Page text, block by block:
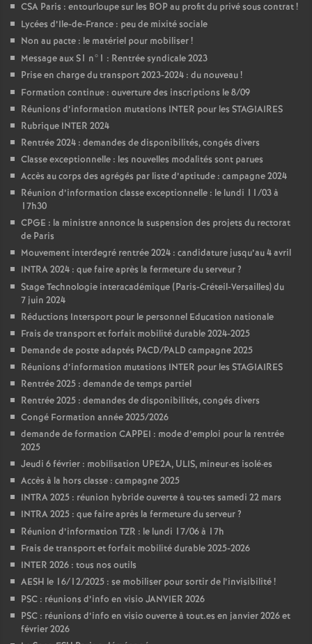
CSA Paris : entourloupe sur les BOP au profit du privé sous contrat!
Lycées d’Ile-de-France : peu de mixité sociale
Non au pacte : le matériel pour mobiliser!
Message aux S1 n°1 : Rentrée syndicale 2023
Prise en charge du transport 2023-2024 : du nouveau!
Formation continue : ouverture des inscriptions le 8/09
Réunions d’information mutations INTER pour les STAGIAIRES
Rubrique INTER 2024
Rentrée 2024 : demandes de disponibilités, congés divers
Classe exceptionnelle : les nouvelles modalités sont parues
Accès au corps des agrégés par liste d’aptitude : campagne 2024
Réunion d’information classe exceptionnelle : le lundi 11/03 à
17h30
CPGE : la ministre annonce la suspension des projets du rectorat
de Paris
Mouvement interdegré rentrée 2024 : candidature jusqu’au 4 avril
INTRA 2024 : que faire après la fermeture du serveur?
Stage Technologie interacadémique (Paris-Créteil-Versailles) du
7 juin 2024
Réductions Intersport pour le personnel Education nationale
Frais de transport et forfait mobilité durable 2024-2025
Demande de poste adaptés PACD/PALD campagne 2025
Réunions d’information mutations INTER pour les STAGIAIRES
Rentrée 2025 : demande de temps partiel
Rentrée 2025 : demandes de disponibilités, congés divers
Congé Formation année 2025/2026
demande de formation CAPPEI : mode d’emploi pour la rentrée
2025
Jeudi 6 février : mobilisation UPE2A, ULIS, mineur·es isolé·es
Accès à la hors classe : campagne 2025
INTRA 2025 : réunion hybride ouverte à tou·tes samedi 22 mars
INTRA 2025 : que faire après la fermeture du serveur?
Réunion d’information TZR : le lundi 17/06 à 17h
Frais de transport et forfait mobilité durable 2025-2026
INTER 2026 : tous nos outils
AESH le 16/12/2025 : se mobiliser pour sortir de l’invisibilité!
PSC : réunions d’info en visio JANVIER 2026
PSC : réunions d’info en visio ouverte à tout.es en janvier 2026 et
février 2026